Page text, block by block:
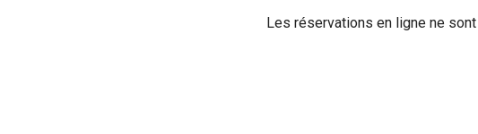
Les réservations en ligne ne